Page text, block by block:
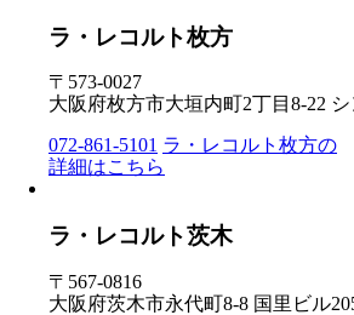
ラ・レコルト枚方
〒573-0027
大阪府枚方市大垣内町2丁目8-22
072-861-5101 ラ・レコルト枚方の
詳細はこちら
ラ・レコルト茨木
〒567-0816
大阪府茨木市永代町8-8 国里ビル